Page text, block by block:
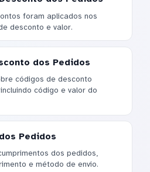
foram aplicados nos
desconto e valor.
dos Pedidos
códigos de desconto
código e valor do
Pedidos
dos pedidos,
e método de envio.